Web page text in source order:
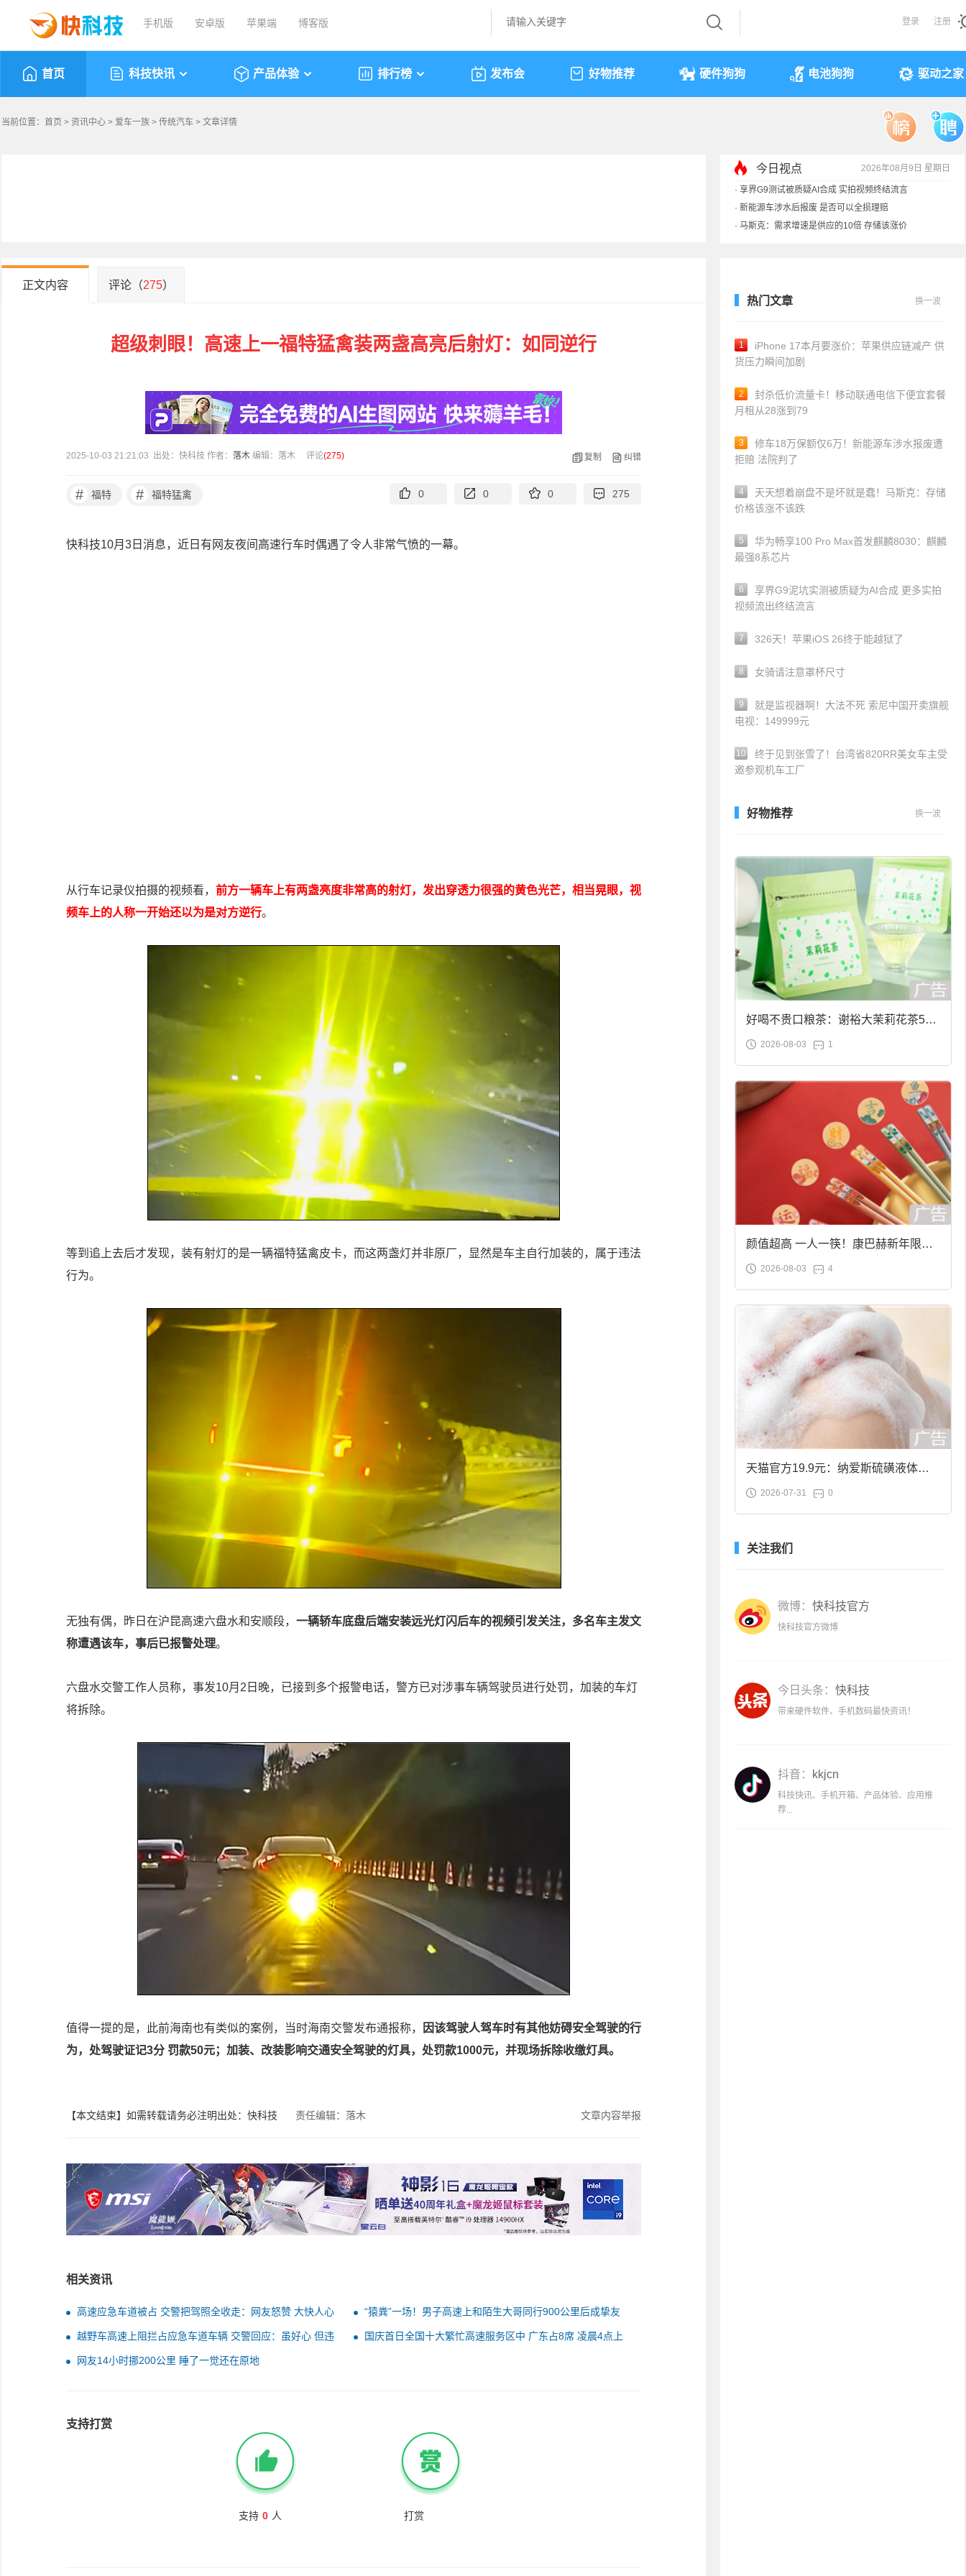
手机版 安卓版 苹果端 博客版 登录 注册
首页 科技快讯 产品体验 排行榜 发布会 好物推荐 硬件狗狗 电池狗狗 驱动之家
当前位置： 首页 > 资讯中心 > 爱车一族 > 传统汽车 > 文章详情
今日视点 2026年08月9日 星期日
· 享界G9测试被质疑AI合成 实拍视频终结流言
· 新能源车涉水后报废 是否可以全损理赔
· 马斯克：需求增速是供应的10倍 存储该涨价
正文内容 评论（275）
超级刺眼！高速上一福特猛禽装两盏高亮后射灯：如同逆行
2025-10-03 21:21:03 出处：快科技 作者： 落木 编辑：落木 评论(275) 复制 纠错
# 福特 # 福特猛禽 0 0 0 275
快科技10月3日消息，近日有网友夜间高速行车时偶遇了令人非常气愤的一幕。
从行车记录仪拍摄的视频看， 前方一辆车上有两盏亮度非常高的射灯，发出穿透力很强的黄色光芒，相当晃眼，视
频车上的人称一开始还以为是对方逆行。
等到追上去后才发现，装有射灯的是一辆福特猛禽皮卡，而这两盏灯并非原厂，显然是车主自行加装的，属于违法
行为。
无独有偶，昨日在沪昆高速六盘水和安顺段， 一辆轿车底盘后端安装远光灯闪后车的视频引发关注，多名车主发文
称遭遇该车，事后已报警处理。
六盘水交警工作人员称，事发10月2日晚，已接到多个报警电话，警方已对涉事车辆驾驶员进行处罚，加装的车灯
将拆除。
值得一提的是，此前海南也有类似的案例，当时海南交警发布通报称，
因该驾驶人驾车时有其他妨碍安全驾驶的行
为，处驾驶证记3分 罚款50元；加装、改装影响交通安全驾驶的灯具，处罚款1000元，并现场拆除收缴灯具。
【本文结束】如需转载请务必注明出处：快科技 责任编辑：落木 文章内容举报
相关资讯
高速应急车道被占 交警把驾照全收走：网友怒赞 大快人心 “猿粪”一场！男子高速上和陌生大哥同行900公里后成挚友
越野车高速上阻拦占应急车道车辆 交警回应：虽好心 但违
国庆首日全国十大繁忙高速服务区中 广东占8席 凌晨4点上
网友14小时挪200公里 睡了一觉还在原地
支持打赏
支持 0 人 打赏
热门文章 换一波
1
iPhone 17本月要涨价：苹果供应链减产 供
货压力瞬间加剧
2
封杀低价流量卡！移动联通电信下便宜套餐
月租从28涨到79
3
修车18万保额仅6万！新能源车涉水报废遭
拒赔 法院判了
4
天天想着崩盘不是坏就是蠢！马斯克：存储
价格该涨不该跌
5
华为畅享100 Pro Max首发麒麟8030：麒麟
最强8系芯片
6
享界G9泥坑实测被质疑为AI合成 更多实拍
视频流出终结流言
7 326天！苹果iOS 26终于能越狱了
8 女骑请注意罩杯尺寸
9
就是监视器啊！大法不死 索尼中国开卖旗舰
电视：149999元
10
终于见到张雪了！台湾省820RR美女车主受
邀参观机车工厂
好物推荐 换一波
好喝不贵口粮茶：谢裕大茉莉花茶50g
袋装9.9元到手
2026-08-03 1
颜值超高 一人一筷！康巴赫新年限定
合金筷子大促：19.9元
2026-08-03 4
天猫官方19.9元：纳爱斯硫磺液体香
皂2斤大促
2026-07-31 0
关注我们
微博： 快科技官方
快科技官方微博
今日头条： 快科技
带来硬件软件、手机数码最快资讯！
抖音： kkjcn
科技快讯、手机开箱、产品体验、应用推
荐...